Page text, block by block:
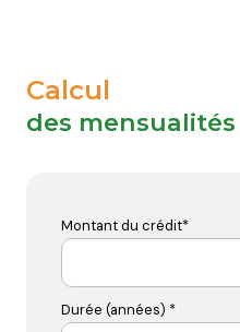
Calcul
des mensualités
Montant du crédit*
Durée (années) *